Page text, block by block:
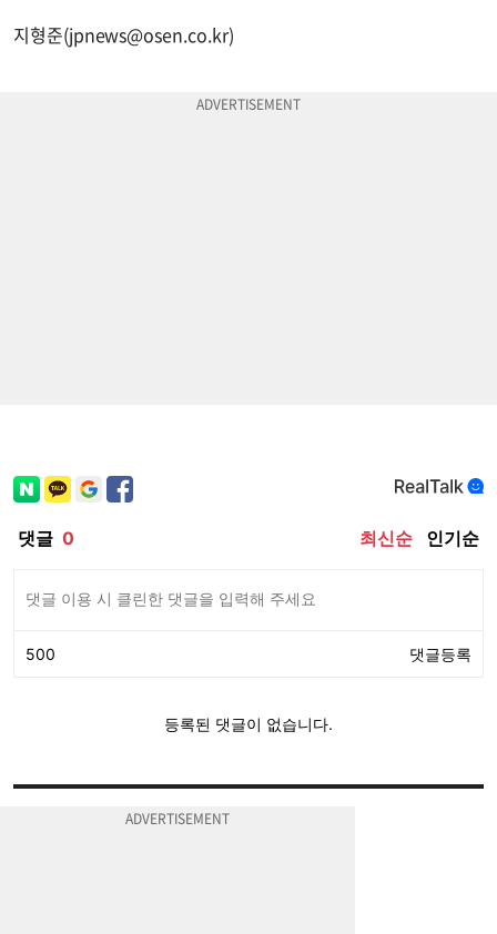
지형준(jpnews@osen.co.kr)